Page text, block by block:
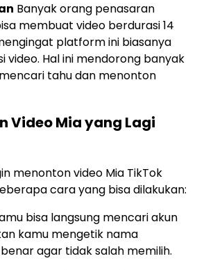
Banyak orang penasaran
membuat video berdurasi 14
platform ini biasanya
video. Hal ini mendorong banyak
tahu dan menonton
Video Mia yang Lagi
menonton video Mia TikTok
cara yang bisa dilakukan:
bisa langsung mencari akun
kamu mengetik nama
agar tidak salah memilih.